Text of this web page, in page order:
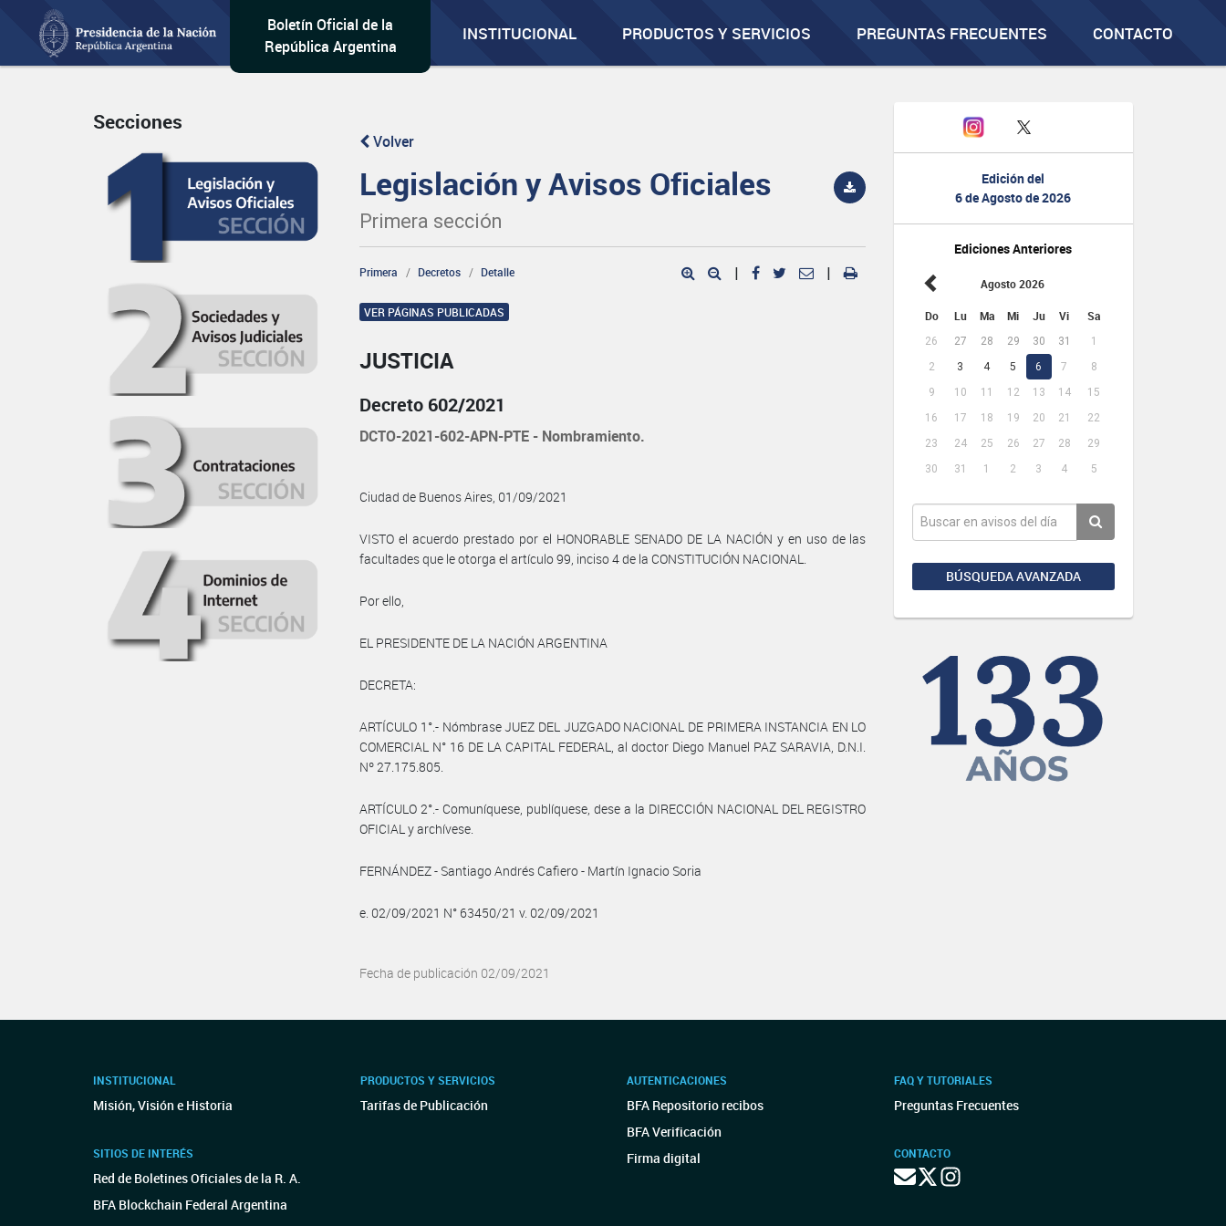
Boletín Oficial de la
República Argentina
INSTITUCIONAL PRODUCTOS Y SERVICIOS PREGUNTAS FRECUENTES CONTACTO
Edición del
6 de Agosto de 2026
Ediciones Anteriores
Agosto 2026
Do Lu Ma Mi Ju Vi Sa
26 27 28 29 30 31
1
2
3 4 5 6 7
8
9
10 11 12 13 14
15
16
17 18 19 20 21
22
23
24 25 26 27 28
29
30
31 1 2 3 4 5
BÚSQUEDA AVANZADA
Secciones
Volver
Legislación y Avisos Oficiales
Primera sección
Primera Decretos Detalle | |
VER PÁGINAS PUBLICADAS
JUSTICIA
Decreto 602/2021
DCTO-2021-602-APN-PTE - Nombramiento.
Ciudad de Buenos Aires, 01/09/2021
VISTO el acuerdo prestado por el HONORABLE SENADO DE LA NACIÓN y en uso de las
facultades que le otorga el artículo 99, inciso 4 de la CONSTITUCIÓN NACIONAL.
Por ello,
EL PRESIDENTE DE LA NACIÓN ARGENTINA
DECRETA:
ARTÍCULO 1°.- Nómbrase JUEZ DEL JUZGADO NACIONAL DE PRIMERA INSTANCIA EN LO
COMERCIAL N° 16 DE LA CAPITAL FEDERAL, al doctor Diego Manuel PAZ SARAVIA, D.N.I.
Nº 27.175.805.
ARTÍCULO 2°.- Comuníquese, publíquese, dese a la DIRECCIÓN NACIONAL DEL REGISTRO
OFICIAL y archívese.
FERNÁNDEZ - Santiago Andrés Cafiero - Martín Ignacio Soria
e. 02/09/2021 N° 63450/21 v. 02/09/2021
Fecha de publicación 02/09/2021
INSTITUCIONAL
Misión, Visión e Historia
SITIOS DE INTERÉS
Red de Boletines Oficiales de la R. A.
BFA Blockchain Federal Argentina
PRODUCTOS Y SERVICIOS
Tarifas de Publicación
AUTENTICACIONES
BFA Repositorio recibos
BFA Verificación
Firma digital
FAQ Y TUTORIALES
Preguntas Frecuentes
CONTACTO